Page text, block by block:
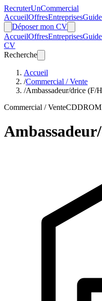
RecruterUnCommercial
AccueilOffresEntreprises
Déposer mon CV
AccueilOffresEntreprises
CV
Recherche
Accueil
/Commercial / Vente
/Ambassadeur/drice (F/
Commercial / VenteCDD